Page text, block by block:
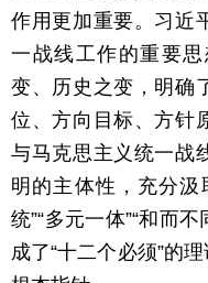
作用更加重要。习近
一战线工作的重要
变、历史之变，明确
位、方向目标、方针
与马克思主义统一战
明的主体性，充分汲
统”“多元一体”“和而
成了“十二个必须”的